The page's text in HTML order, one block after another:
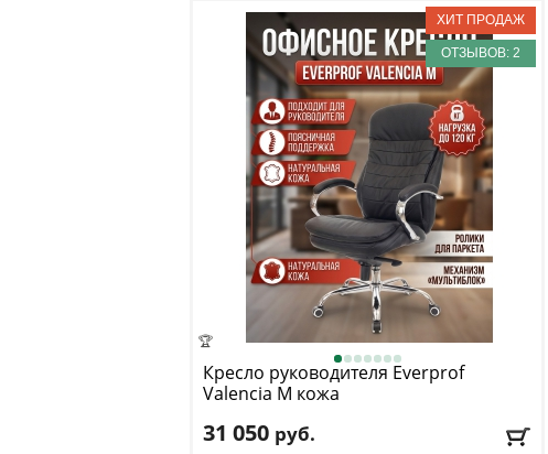
Механизм качания: синхронный
Регулировка по высоте: есть
Материал обивки: ткань
Подлокотники: да
Доставка:БЕСПЛАТНО, 1-2 дня
ОТЗЫВОВ: 2
🏆
Кресло руководителя Everprof
Valencia M кожа
31 050 руб.